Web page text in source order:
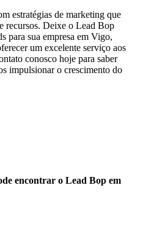
estratégias de marketing que
recursos. Deixe o Lead Bop
para sua empresa em Vigo,
um excelente serviço aos
conosco hoje para saber
impulsionar o crescimento do
encontrar o Lead Bop em